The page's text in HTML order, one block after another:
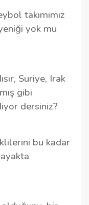
takımımız
yok mu
Suriye, Irak
gibi
dersiniz?
bu kadar